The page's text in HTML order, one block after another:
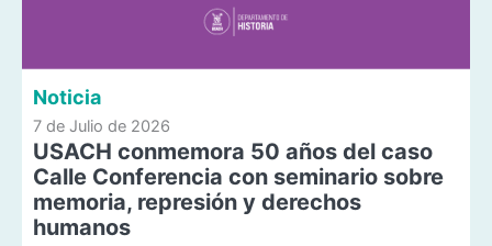
Noticia
7 de Julio de 2026
USACH conmemora 50 años del caso
Calle Conferencia con seminario sobre
memoria, represión y derechos
humanos